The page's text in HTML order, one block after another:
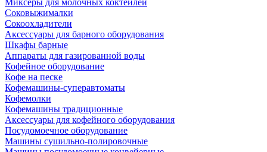
Миксеры для молочных коктейлей
Соковыжималки
Сокоохладители
Аксессуары для барного оборудования
Шкафы барные
Аппараты для газированной воды
Кофейное оборудование
Кофе на песке
Кофемашины-суперавтоматы
Кофемолки
Кофемашины традиционные
Аксессуары для кофейного оборудования
Посудомоечное оборудование
Машины сушильно-полировочные